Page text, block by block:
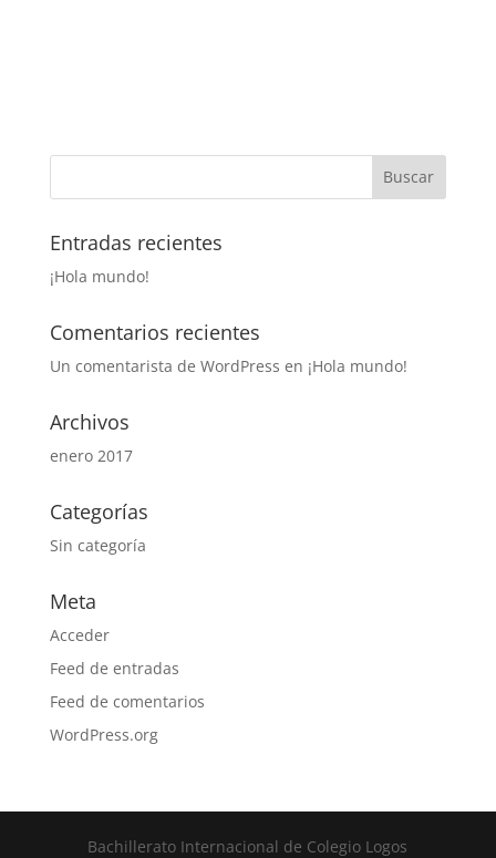
Entradas recientes
¡Hola mundo!
Comentarios recientes
Un comentarista de WordPress en ¡Hola mundo!
Archivos
enero 2017
Categorías
Sin categoría
Meta
Acceder
Feed de entradas
Feed de comentarios
WordPress.org
Bachillerato Internacional de Colegio Logos